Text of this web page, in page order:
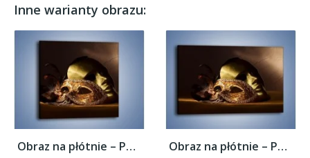
Inne warianty obrazu:
Obraz na płótnie – Porzucone maski w... Obraz na płótnie – Porzucone maski w...